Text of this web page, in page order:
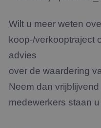
Wilt u meer weten
koop-/verkooptraject
advies
over de waardering
Neem dan
medewerkers staan